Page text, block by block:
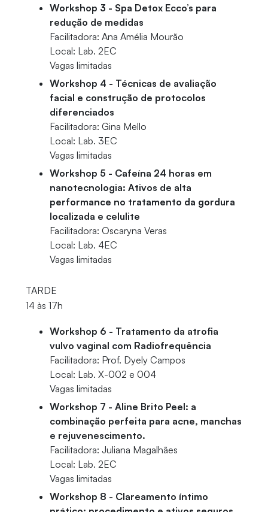
Workshop 3 - Spa Detox Ecco’s para
redução de medidas
Facilitadora: Ana Amélia Mourão
Local: Lab. 2EC
Vagas limitadas
Workshop 4 - Técnicas de avaliação
facial e construção de protocolos
diferenciados
Facilitadora: Gina Mello
Local: Lab. 3EC
Vagas limitadas
Workshop 5 - Cafeína 24 horas em
nanotecnologia: Ativos de alta
performance no tratamento da gordura
localizada e celulite
Facilitadora: Oscaryna Veras
Local: Lab. 4EC
Vagas limitadas
TARDE
14 às 17h
Workshop 6 - Tratamento da atrofia
vulvo vaginal com Radiofrequência
Facilitadora: Prof. Dyely Campos
Local: Lab. X-002 e 004
Vagas limitadas
Workshop 7 - Aline Brito Peel: a
combinação perfeita para acne, manchas
e rejuvenescimento.
Facilitadora: Juliana Magalhães
Local: Lab. 2EC
Vagas limitadas
Workshop 8 - Clareamento íntimo